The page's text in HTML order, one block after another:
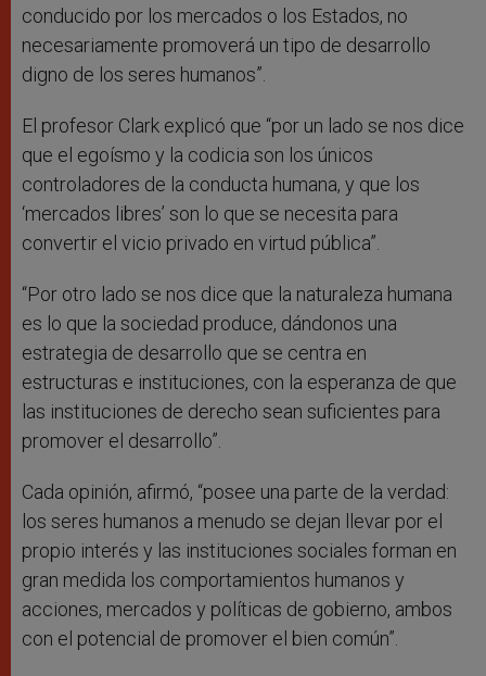
conducido por los mercados o los Estados, no
necesariamente promoverá un tipo de desarrollo
digno de los seres humanos”.
El profesor Clark explicó que “por un lado se nos dice
que el egoísmo y la codicia son los únicos
controladores de la conducta humana, y que los
‘mercados libres’ son lo que se necesita para
convertir el vicio privado en virtud pública”.
“Por otro lado se nos dice que la naturaleza humana
es lo que la sociedad produce, dándonos una
estrategia de desarrollo que se centra en
estructuras e instituciones, con la esperanza de que
las instituciones de derecho sean suficientes para
promover el desarrollo”.
Cada opinión, afirmó, “posee una parte de la verdad:
los seres humanos a menudo se dejan llevar por el
propio interés y las instituciones sociales forman en
gran medida los comportamientos humanos y
acciones, mercados y políticas de gobierno, ambos
con el potencial de promover el bien común”.